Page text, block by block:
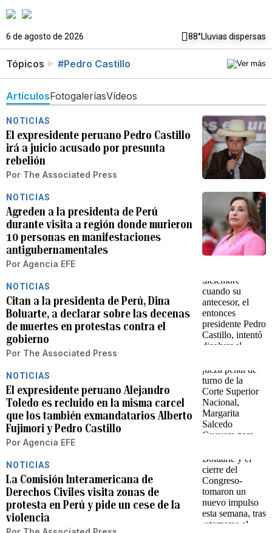
6 de agosto de 2026 88°Lluvias dispersas
Tópicos #Pedro Castillo
ArtículosFotogaleríasVídeos
NOTICIAS
El expresidente peruano Pedro Castillo
irá a juicio acusado por presunta
rebelión
Por The Associated Press
NOTICIAS
Agreden a la presidenta de Perú
durante visita a región donde murieron
10 personas en manifestaciones
antigubernamentales
Por Agencia EFE
NOTICIAS
Citan a la presidenta de Perú, Dina
Boluarte, a declarar sobre las decenas
de muertes en protestas contra el
gobierno
Por The Associated Press
NOTICIAS
El expresidente peruano Alejandro
Toledo es recluido en la misma carcel
que los también exmandatarios Alberto
Fujimori y Pedro Castillo
Por Agencia EFE
NOTICIAS
La Comisión Interamericana de
Derechos Civiles visita zonas de
protesta en Perú y pide un cese de la
violencia